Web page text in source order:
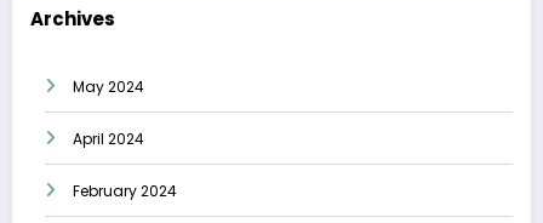
Archives
May 2024
April 2024
February 2024